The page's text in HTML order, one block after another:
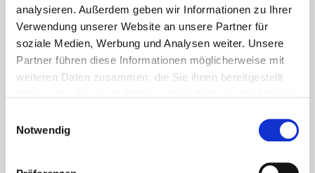
analysieren. Außerdem geben wir Informationen zu Ihrer
Verwendung unserer Website an unsere Partner für
soziale Medien, Werbung und Analysen weiter. Unsere
Partner führen diese Informationen möglicherweise mit
weiteren Daten zusammen, die Sie ihnen bereitgestellt
Einstellungen widerrufen oder ändern:
. Es befindet sich auch ein Link in der
Fußzeile zu den Einstellungen der Cookies um diese
Notwendig
3. Du möchtest mehr?
Möchtest du über den Kongresszeitraum hinaus
Premium-Zugang